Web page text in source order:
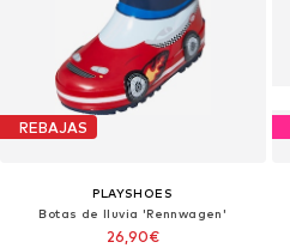
REBAJAS
PLAYSHOES
Botas de lluvia 'Rennwagen'
26,90€